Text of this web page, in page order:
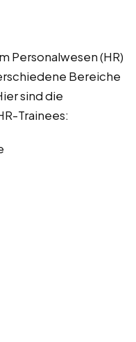
Personalwesen (HR)
Bereiche
sind die
Trainees: